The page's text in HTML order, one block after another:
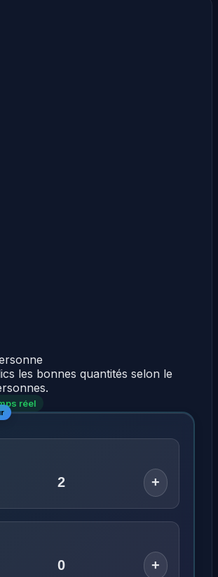
les bonnes quantités selon le
réel
+
+